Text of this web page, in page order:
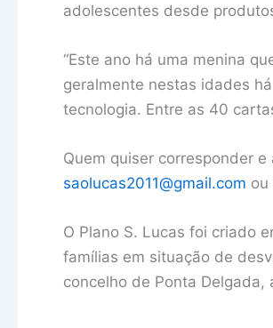
adolescentes desde
“Este ano há uma menina
geralmente nestas idades
tecnologia. Entre as 40
Quem quiser corresponder
saolucas2011@gmail.com ou
O Plano S. Lucas foi criado
famílias em situação de
concelho de Ponta